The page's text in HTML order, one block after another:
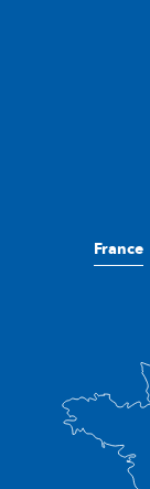
France